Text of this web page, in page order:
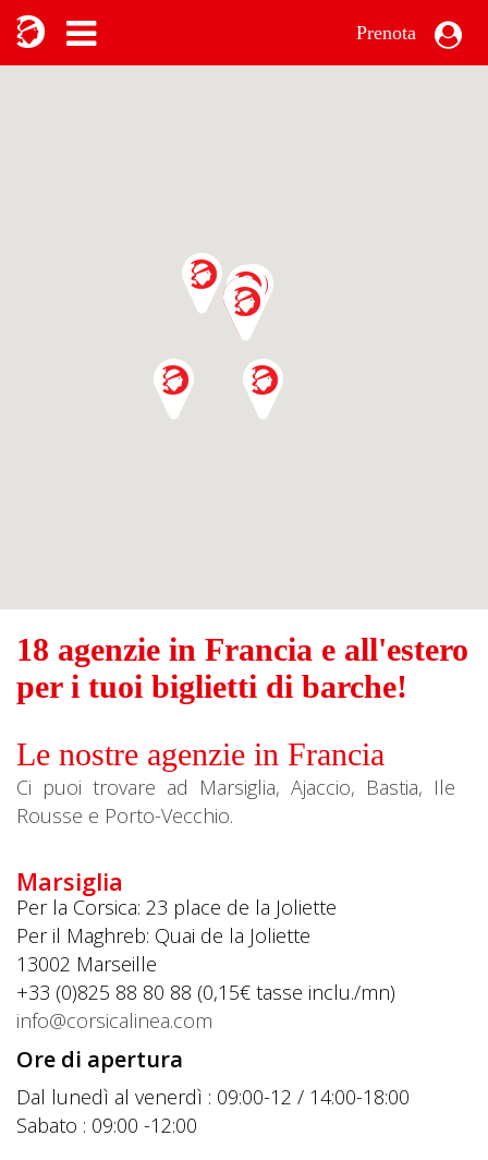
Prenota
18 agenzie in Francia e all'estero
per i tuoi biglietti di barche!
Le nostre agenzie in Francia
Ci puoi trovare ad Marsiglia, Ajaccio, Bastia, Ile
Rousse e Porto-Vecchio.
Marsiglia
Per la Corsica: 23 place de la Joliette
Per il Maghreb: Quai de la Joliette
13002 Marseille
+33 (0)825 88 80 88 (0,15€ tasse inclu./mn)
info@corsicalinea.com
Ore di apertura
Dal lunedì al venerdì : 09:00-12 / 14:00-18:00
Sabato : 09:00 -12:00